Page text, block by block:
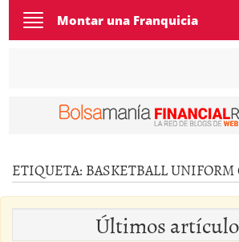
Toggle
navigation
Montar una Franquicia
ETIQUETA: BASKETBALL UNIFORM
Últimos